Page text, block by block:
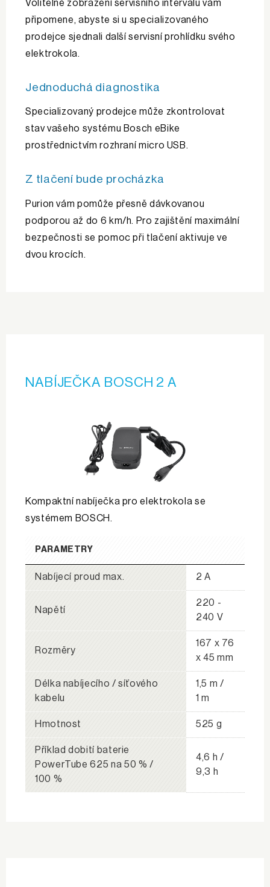
Volitelné zobrazení servisního intervalu vám
připomene, abyste si u specializovaného
prodejce sjednali další servisní prohlídku svého
elektrokola.
Jednoduchá diagnostika
Specializovaný prodejce může zkontrolovat
stav vašeho systému Bosch eBike
prostřednictvím rozhraní micro USB.
Z tlačení bude procházka
Purion vám pomůže přesně dávkovanou
podporou až do 6 km/h. Pro zajištění maximální
bezpečnosti se pomoc při tlačení aktivuje ve
dvou krocích.
NABÍJEČKA BOSCH 2 A
Kompaktní nabíječka pro elektrokola se
systémem BOSCH.
PARAMETRY
Nabíjecí proud max. 2 A
Napětí
220 -
240 V
Rozměry
167 x 76
x 45 mm
Délka nabíjecího / síťového
kabelu
1,5 m /
1 m
Hmotnost 525 g
Příklad dobití baterie
PowerTube 625 na 50 % /
100 %
4,6 h /
9,3 h